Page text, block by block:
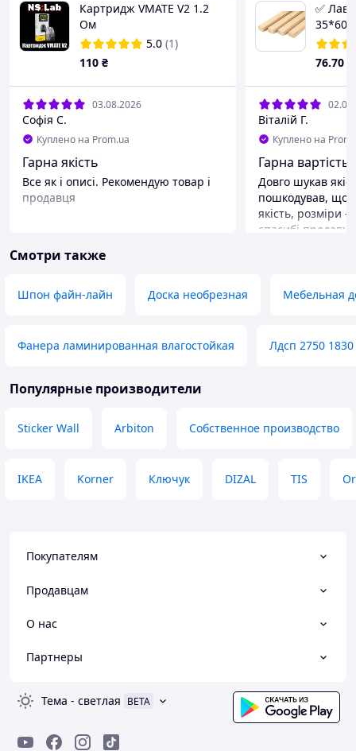
Картридж VMATE V2 1.2
Ом
5.0 (1)
110 ₴
03.08.2026
Софія С.
Куплено на Prom.ua
Гарна якість
Все як і описі. Рекомендую товар і
продавця
✅
лавки,
76.70
Віталій Г.
Куплено на
Гарна вартiсть!
Довго шукав
пошкодував, що
якість, розміри
спасибі
Смотри также
Шпон файн-лайн Доска необрезная Мебельная
Фанера ламинированная влагостойкая Лдсп 2750
Популярные производители
Sticker Wall Arbiton Собственное производство
IKEA Korner Ключук DIZAL TIS
Покупателям
Продавцам
О нас
Партнеры
Тема - светлая BETA